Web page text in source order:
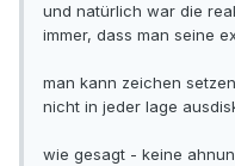
und natürlich war die
immer, dass man seine
man kann zeichen
nicht in jeder lage
wie gesagt - keine